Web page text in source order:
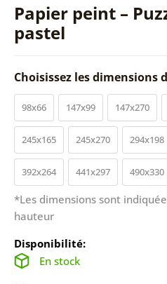
Papier peint –
pastel
Choisissez les dimensions
98x66 147x99 147x270
245x165 245x270 294x198
392x264 441x297 490x330
*Les dimensions sont
hauteur
Disponibilité:
En stock